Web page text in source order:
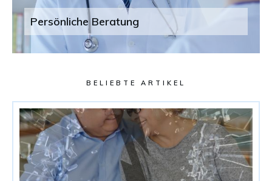
Persönliche Beratung
BELIEBTE ARTIKEL